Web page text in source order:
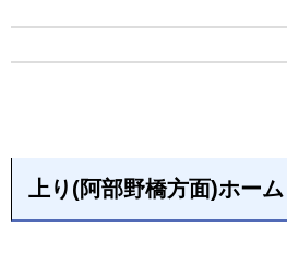
上り(阿部野橋方面)ホー